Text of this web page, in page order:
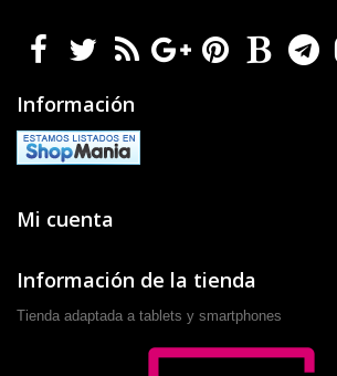
Información
Mi cuenta
Información de la tienda
Tienda adaptada a tablets y smartphones